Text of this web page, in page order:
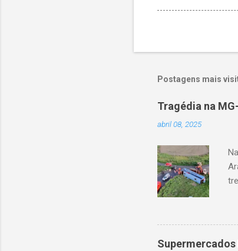
Postagens mais
Tragédia na
abril 08, 2025